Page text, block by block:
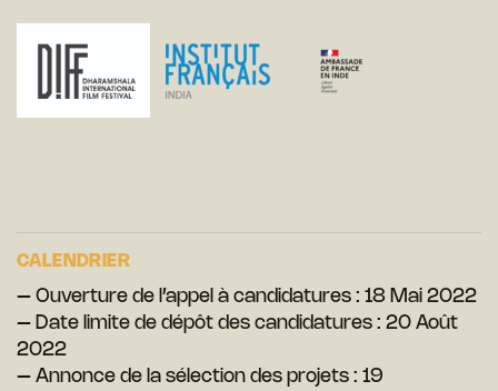
CALENDRIER
– Ouverture de l’appel à candidatures : 18 Mai 2022
– Date limite de dépôt des candidatures : 20 Août
2022
– Annonce de la sélection des projets : 19